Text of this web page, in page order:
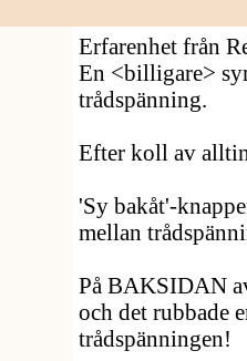
Erfarenhet från
En <billigare>
trådspänning.
Efter koll av
'Sy bakåt'-
mellan
På BAKSIDAN
och det rubbade
trådspänningen!